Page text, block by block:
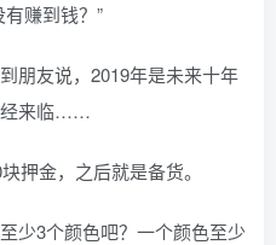
赚到钱？”
朋友说，2019年是未来十年
经来临……
押金，之后就是备货。
少3个颜色吧？一个颜色至少